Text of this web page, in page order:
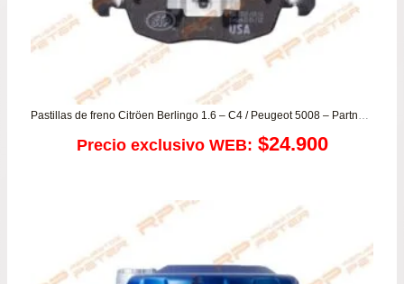
Pastillas de freno Citröen Berlingo 1.6 – C4 / Peugeot 5008 – Partner 1.6
Precio exclusivo WEB: $24.900